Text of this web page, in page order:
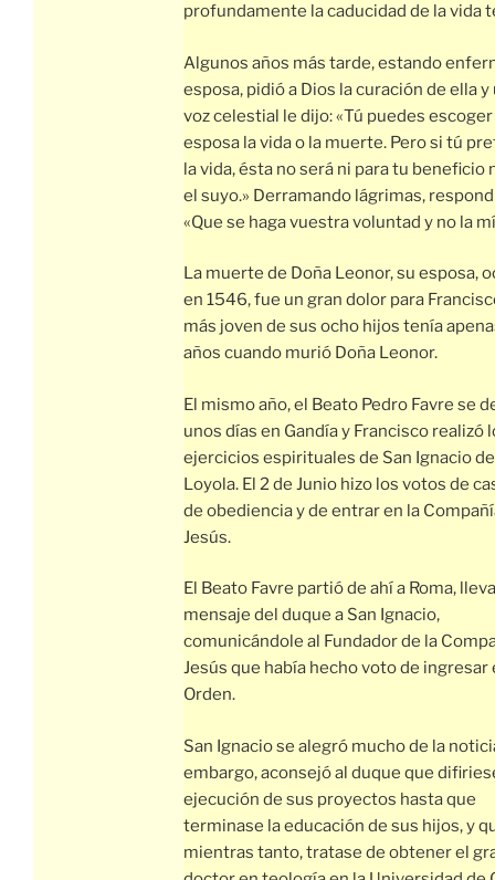
profundamente la caducidad de la vida
Algunos años más tarde, estando
esposa, pidió a Dios la curación de ella y
voz celestial le dijo: «Tú puedes
esposa la vida o la muerte. Pero si tú
la vida, ésta no será ni para tu beneficio
el suyo.» Derramando lágrimas,
«Que se haga vuestra voluntad y no la
La muerte de Doña Leonor, su esposa,
en 1546, fue un gran dolor para
más joven de sus ocho hijos tenía
años cuando murió Doña Leonor.
El mismo año, el Beato Pedro Favre se
unos días en Gandía y Francisco realizó
ejercicios espirituales de San Ignacio de
Loyola. El 2 de Junio hizo los votos de
de obediencia y de entrar en la
Jesús.
El Beato Favre partió de ahí a Roma,
mensaje del duque a San Ignacio,
comunicándole al Fundador de la
Jesús que había hecho voto de ingresar
Orden.
San Ignacio se alegró mucho de la
embargo, aconsejó al duque que
ejecución de sus proyectos hasta que
terminase la educación de sus hijos, y
mientras tanto, tratase de obtener el